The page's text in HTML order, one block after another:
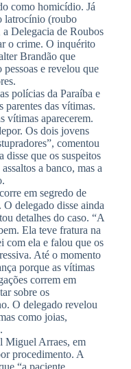
como homicídio. Já
latrocínio (roubo
Delegacia de Roubos
o crime. O inquérito
Brandão que
e revelou que
polícias da Paraíba e
parentes das vítimas.
vítimas aparecerem.
Os dois jovens
comentou
que os suspeitos
a banco, mas a
em segredo de
delegado disse ainda
detalhes do caso. “A
Ela teve fratura na
com ela e falou que os
Até o momento
porque as vítimas
correm em
sobre os
O delegado revelou
como joias,
Miguel Arraes, em
procedimento. A